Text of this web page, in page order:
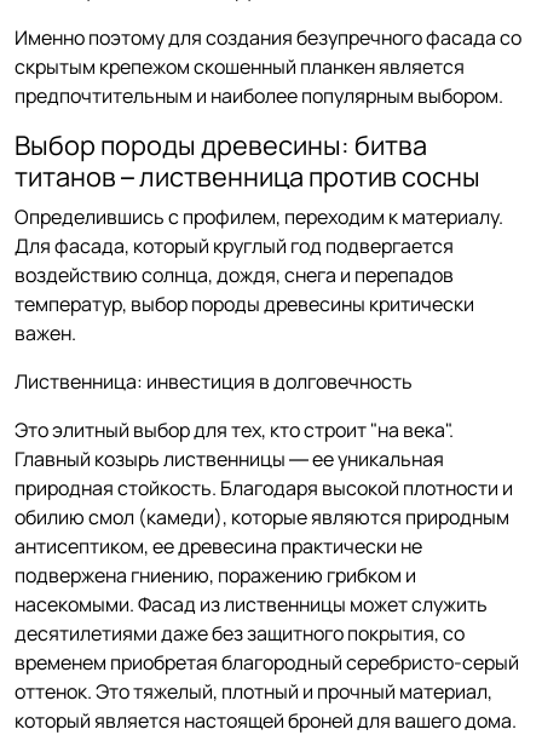
Именно поэтому для создания безупречного фасада со
скрытым крепежом скошенный планкен является
предпочтительным и наиболее популярным выбором.
Выбор породы древесины: битва
титанов – лиственница против сосны
Определившись с профилем, переходим к материалу.
Для фасада, который круглый год подвергается
воздействию солнца, дождя, снега и перепадов
температур, выбор породы древесины критически
важен.
Лиственница: инвестиция в долговечность
Это элитный выбор для тех, кто строит "на века".
Главный козырь лиственницы — ее уникальная
природная стойкость. Благодаря высокой плотности и
обилию смол (камеди), которые являются природным
антисептиком, ее древесина практически не
подвержена гниению, поражению грибком и
насекомыми. Фасад из лиственницы может служить
десятилетиями даже без защитного покрытия, со
временем приобретая благородный серебристо-серый
оттенок. Это тяжелый, плотный и прочный материал,
который является настоящей броней для вашего дома.